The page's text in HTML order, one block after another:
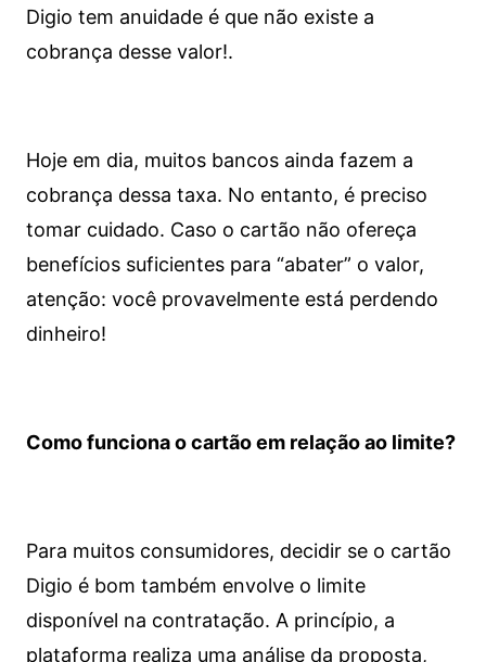
Digio tem anuidade é que não existe a
cobrança desse valor!.
Hoje em dia, muitos bancos ainda fazem a
cobrança dessa taxa. No entanto, é preciso
tomar cuidado. Caso o cartão não ofereça
benefícios suficientes para “abater” o valor,
atenção: você provavelmente está perdendo
dinheiro!
Como funciona o cartão em relação ao limite?
Para muitos consumidores, decidir se o cartão
Digio é bom também envolve o limite
disponível na contratação. A princípio, a
plataforma realiza uma análise da proposta,